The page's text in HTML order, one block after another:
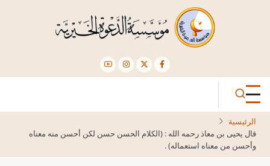
الرئيسية
قال يحيى بن معاذ رحمه الله : (الكلام الحسن حسن لكن أحسن منه معناه
وأحسن من معناه استعماله) .